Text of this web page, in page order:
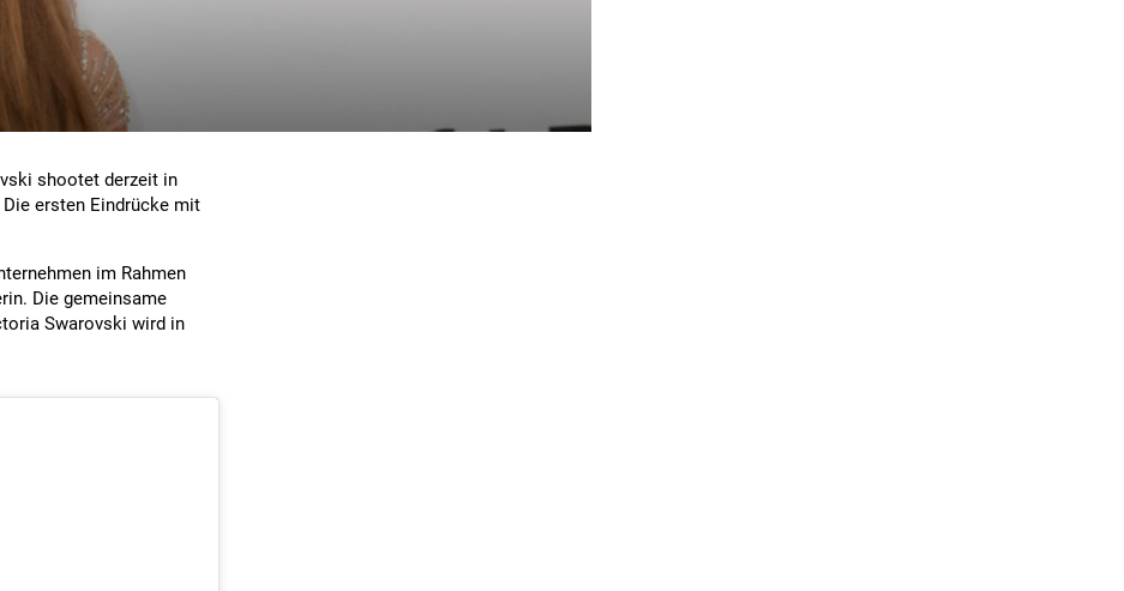
shootet derzeit in
ersten Eindrücke mit
im Rahmen
Die gemeinsame
Swarovski wird in